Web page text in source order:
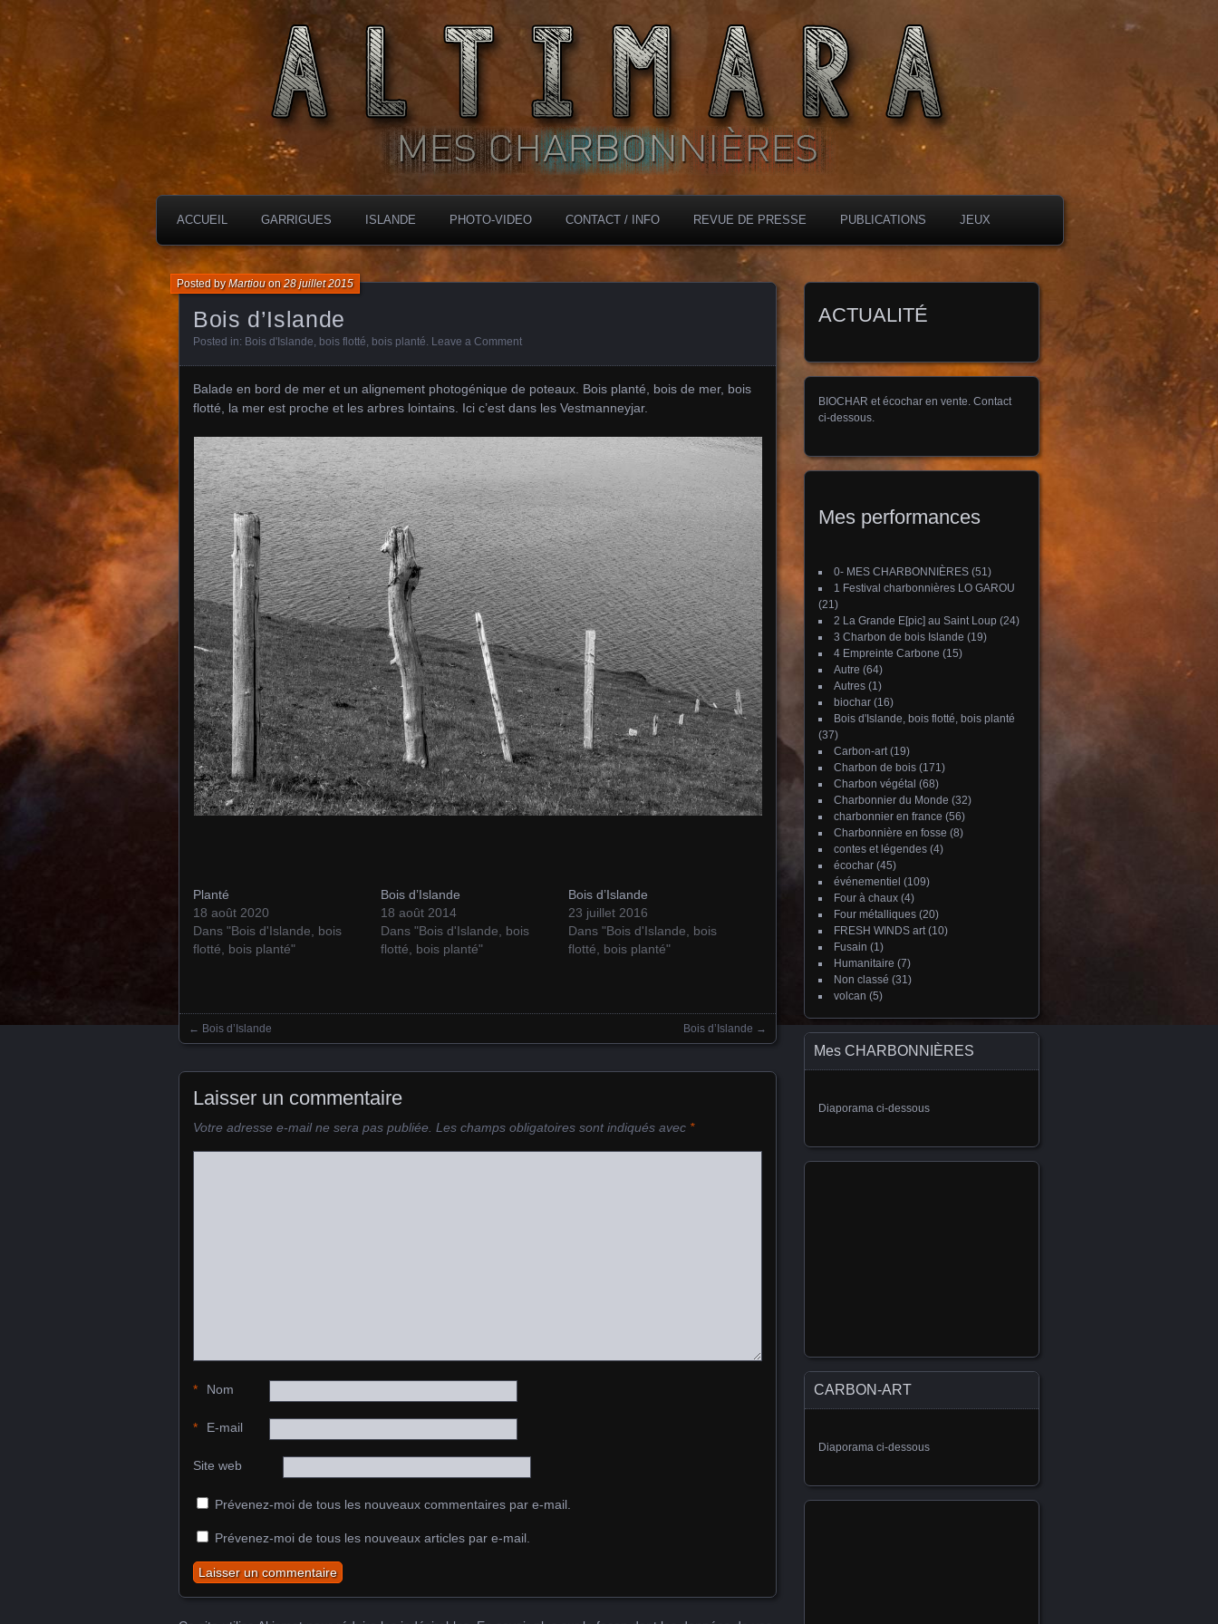
ALTIMARA
MES CHARBONNIÈRES
ACCUEIL GARRIGUES ISLANDE PHOTO-VIDEO CONTACT / INFO REVUE DE PRESSE PUBLICATIONS JEUX
Bois d’Islande
Posted byMartiouon28 juillet 2015
Posted in: Bois d'Islande, bois flotté, bois planté. Leave a Comment
Balade en bord de mer et un alignement photogénique de poteaux. Bois planté, bois de mer, bois
flotté, la mer est proche et les arbres lointains. Ici c’est dans les Vestmanneyjar.
Planté
18 août 2020
Dans "Bois d'Islande, bois
flotté, bois planté"
Bois d’Islande
18 août 2014
Dans "Bois d'Islande, bois
flotté, bois planté"
Bois d’Islande
23 juillet 2016
Dans "Bois d'Islande, bois
flotté, bois planté"
Posts navigation
← Bois d’Islande Bois d’Islande →
Laisser un commentaire
Votre adresse e-mail ne sera pas publiée. Les champs obligatoires sont indiqués avec *
Nom
*
E-mail
*
Site web
Prévenez-moi de tous les nouveaux commentaires par e-mail.
Prévenez-moi de tous les nouveaux articles par e-mail.
ACTUALITÉ
BIOCHAR et écochar en vente. Contact
ci-dessous.
Mes performances
0- MES CHARBONNIÈRES (51)
1 Festival charbonnières LO GAROU
(21)
2 La Grande E[pic] au Saint Loup (24)
3 Charbon de bois Islande (19)
4 Empreinte Carbone (15)
Autre (64)
Autres (1)
biochar (16)
Bois d'Islande, bois flotté, bois planté
(37)
Carbon-art(19)
Charbon de bois (171)
Charbon végétal (68)
Charbonnier du Monde (32)
charbonnier en france (56)
Charbonnière en fosse (8)
contes et légendes (4)
écochar (45)
événementiel (109)
Four à chaux (4)
Four métalliques (20)
FRESH WINDS art(10)
Fusain (1)
Humanitaire (7)
Non classé (31)
volcan (5)
Mes CHARBONNIÈRES
Diaporama ci-dessous
CARBON-ART
Diaporama ci-dessous